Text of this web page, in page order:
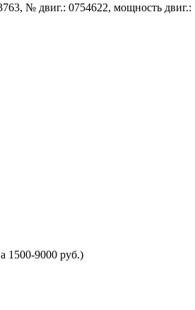
№ двиг.: 0754622, мощность
1500-9000 руб.)